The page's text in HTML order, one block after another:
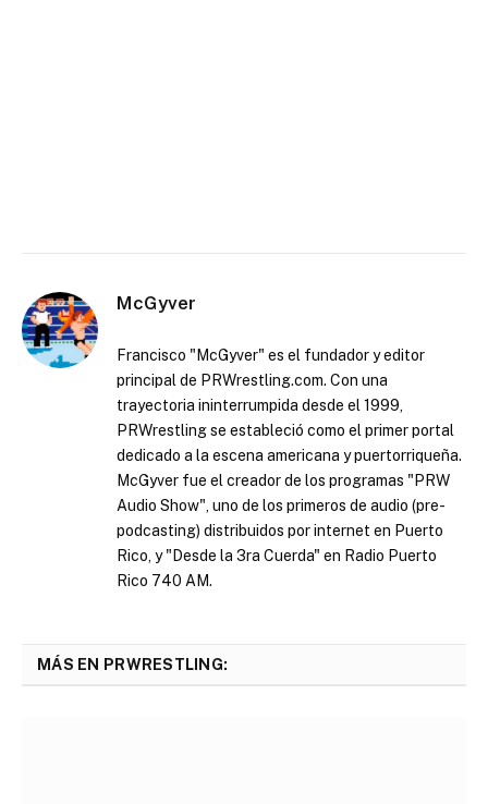
McGyver
Francisco "McGyver" es el fundador y editor
principal de PRWrestling.com. Con una
trayectoria ininterrumpida desde el 1999,
PRWrestling se estableció como el primer portal
dedicado a la escena americana y puertorriqueña.
McGyver fue el creador de los programas "PRW
Audio Show", uno de los primeros de audio (pre-
podcasting) distribuidos por internet en Puerto
Rico, y "Desde la 3ra Cuerda" en Radio Puerto
Rico 740 AM.
MÁS EN PRWRESTLING: